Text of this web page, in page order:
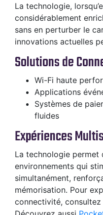
La technologie,
considérablement
sans en perturber le
innovations actuelles
Solutions de
Wi-Fi haute
Applications
Systèmes de
fluides
Expériences
La technologie permet
environnements qui
simultanément,
mémorisation. Pour
connectivité,